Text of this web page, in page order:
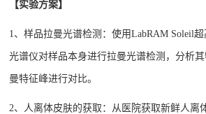
【实验方案】
1、样品拉曼光谱检测：使用LabRAM Soleil
光谱仪对样品本身进行拉曼光谱检测，分析
曼特征峰进行对比。
2、人离体皮肤的获取：从医院获取新鲜人离